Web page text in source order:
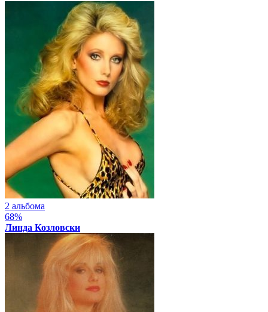
2 альбома
68%
Линда Козловски